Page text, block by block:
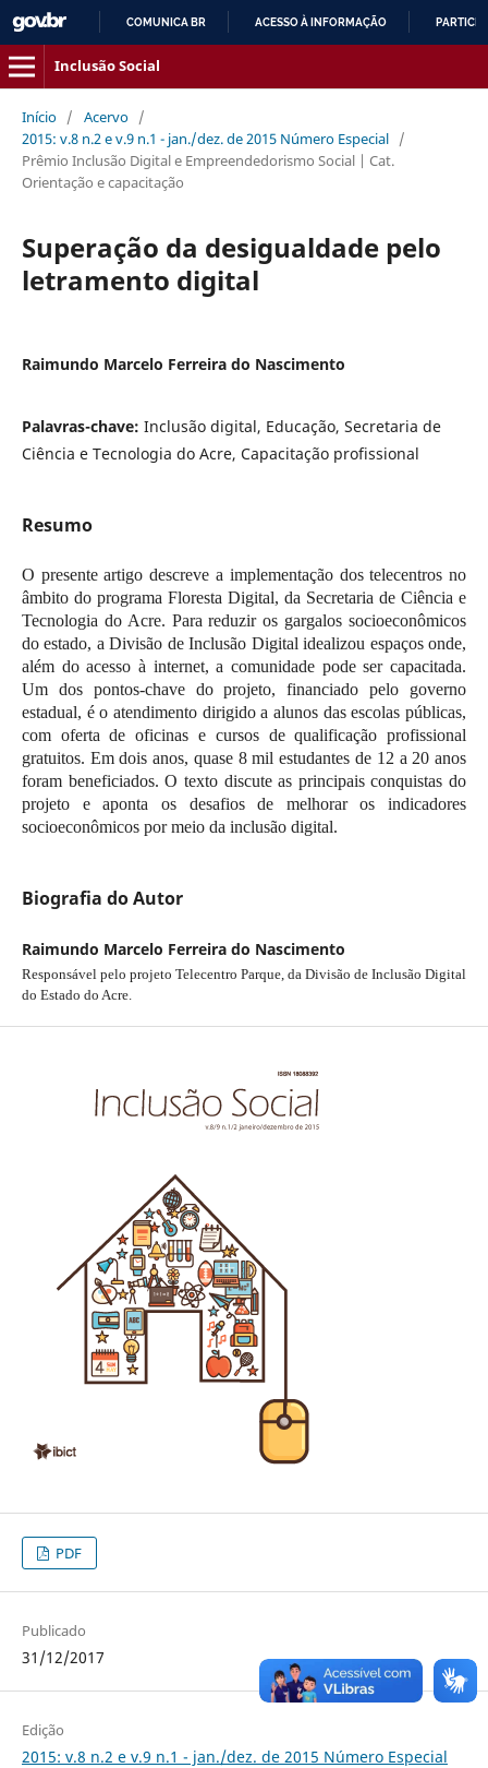
COMUNICA BR ACESSO À INFORMAÇÃO
Inclusão Social
Início / Acervo /
2015: v.8 n.2 e v.9 n.1 - jan./dez. de 2015 Número Especial /
Prêmio Inclusão Digital e Empreendedorismo Social | Cat.
Orientação e capacitação
Superação da desigualdade pelo
letramento digital
Raimundo Marcelo Ferreira do Nascimento
Palavras-chave: Inclusão digital, Educação, Secretaria de
Ciência e Tecnologia do Acre, Capacitação profissional
Resumo
O presente artigo descreve a implementação dos telecentros no
âmbito do programa Floresta Digital, da Secretaria de Ciência e
Tecnologia do Acre. Para reduzir os gargalos socioeconômicos
do estado, a Divisão de Inclusão Digital idealizou espaços onde,
além do acesso à internet, a comunidade pode ser capacitada.
Um dos pontos-chave do projeto, financiado pelo governo
estadual, é o atendimento dirigido a alunos das escolas públicas,
com oferta de oficinas e cursos de qualificação profissional
gratuitos. Em dois anos, quase 8 mil estudantes de 12 a 20 anos
foram beneficiados. O texto discute as principais conquistas do
projeto e aponta os desafios de melhorar os indicadores
socioeconômicos por meio da inclusão digital.
Biografia do Autor
Raimundo Marcelo Ferreira do Nascimento
Responsável pelo projeto Telecentro Parque, da Divisão de Inclusão Digital
do Estado do Acre.
PDF
Publicado
31/12/2017
Edição
2015: v.8 n.2 e v.9 n.1 - jan./dez. de 2015 Número Especial